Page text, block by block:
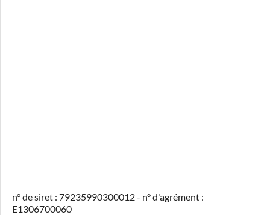
n° de siret : 79235990300012 - n° d'agrément :
E1306700060